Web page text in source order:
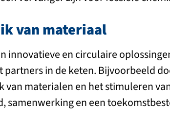
van materiaal
innovatieve en circulaire
partners in de keten. Bijvoorbeeld
van materialen en het stimuleren
samenwerking en een